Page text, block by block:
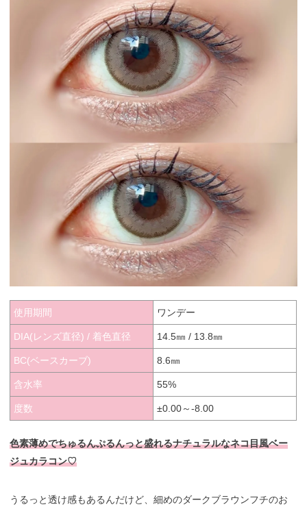
使用期間 ワンデー
DIA(レンズ直径) / 着色直径 14.5㎜ / 13.8㎜
BC(ベースカーブ) 8.6㎜
含水率 55%
度数 ±0.00～-8.00
色素薄めでちゅるんぷるんっと盛れるナチュラルなネコ目風ベー
ジュカラコン♡
うるっと透け感もあるんだけど、細めのダークブラウンフチのお